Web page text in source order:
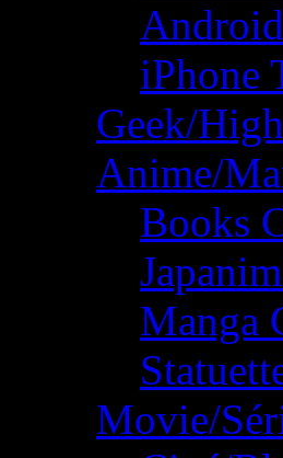
iPhone
Geek/
Anime/
Books
Manga
Movie/